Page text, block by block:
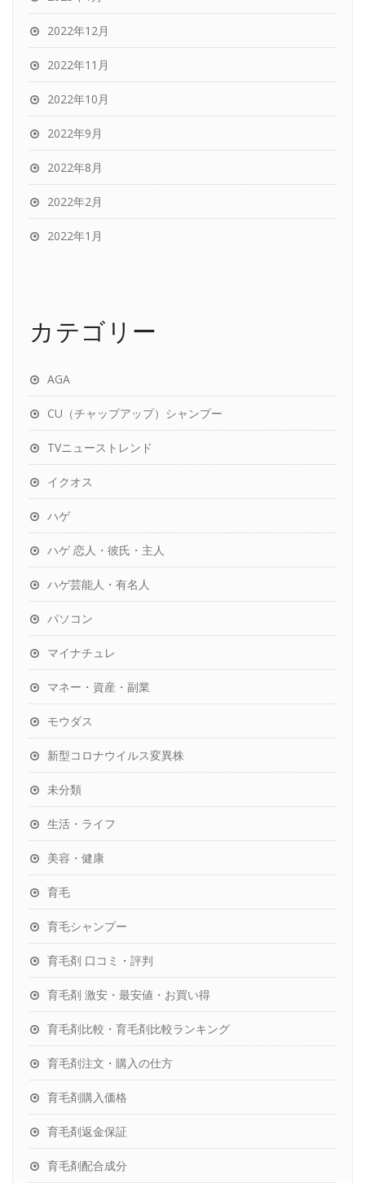
2022年12月
2022年11月
2022年10月
2022年9月
2022年8月
2022年2月
2022年1月
カテゴリー
AGA
CU（チャップアップ）シャンプー
TVニューストレンド
イクオス
ハゲ
ハゲ 恋人・彼氏・主人
ハゲ芸能人・有名人
パソコン
マイナチュレ
マネー・資産・副業
モウダス
新型コロナウイルス変異株
未分類
生活・ライフ
美容・健康
育毛
育毛シャンプー
育毛剤 口コミ・評判
育毛剤 激安・最安値・お買い得
育毛剤比較・育毛剤比較ランキング
育毛剤注文・購入の仕方
育毛剤購入価格
育毛剤返金保証
育毛剤配合成分